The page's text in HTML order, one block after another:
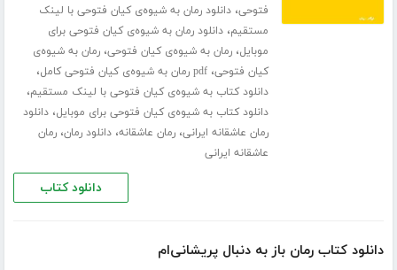
فتوحی،دانلود رمان به شیوه‌ی کیان فتوحی با لینک
مستقیم،دانلود رمان به شیوه‌ی کیان فتوحی برای
موبایل،رمان به شیوه‌ی کیان فتوحی،رمان به شیوه‌ی
کیان فتوحی،pdf رمان به شیوه‌ی کیان فتوحی کامل ،
دانلود کتاب به شیوه‌ی کیان فتوحی با لینک مستقیم،
دانلود کتاب به شیوه‌ی کیان فتوحی برای موبایل،دانلود
رمان عاشقانه ایرانی،رمان عاشقانه،دانلود رمان،رمان
عاشقانه ایرانی
دانلود کتاب
دانلود کتاب رمان باز به دنبال پریشانی‌ام